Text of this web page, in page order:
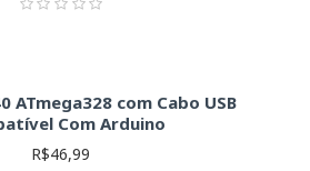
ATmega328 com Cabo USB
Com Arduino
R$46,99